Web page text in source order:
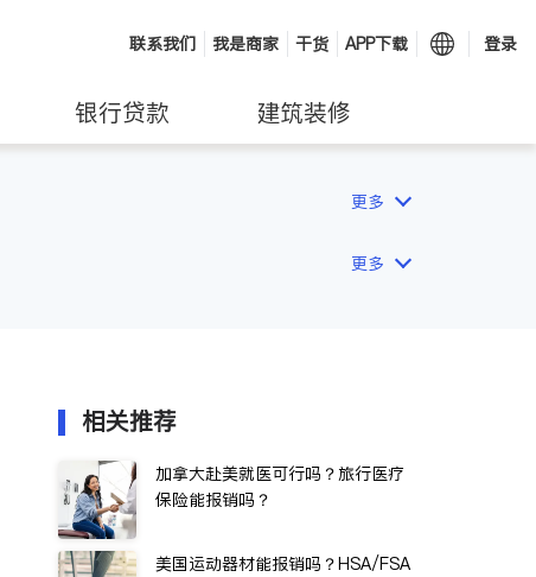
联系我们 我是商家 干货 APP下载 登录
银行贷款 建筑装修
更多
更多
相关推荐
加拿大赴美就医可行吗？旅行医疗
保险能报销吗？
美国运动器材能报销吗？HSA/FSA